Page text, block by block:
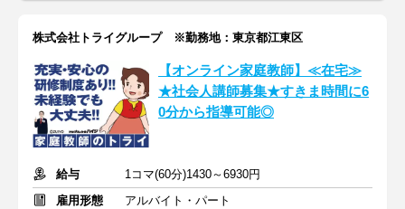
株式会社トライグループ ※勤務地：東京都江東区
【オンライン家庭教師】≪在宅≫
★社会人講師募集★すきま時間に6
0分から指導可能◎
給与
1コマ(60分)1430～6930円
雇用形態
アルバイト・パート